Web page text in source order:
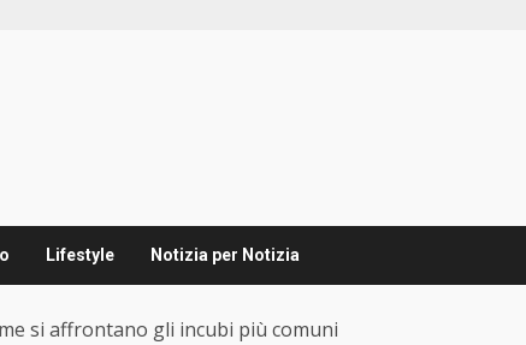
Lifestyle Notizia per Notizia
si affrontano gli incubi più comuni